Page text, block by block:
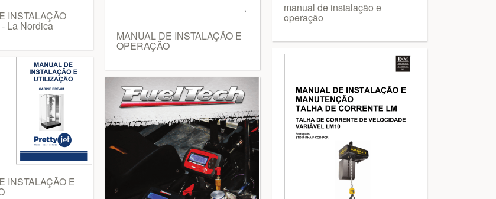
INSTALAÇÃO
La Nordica
INSTALAÇÃO E
MANUAL DE INSTALAÇÃO E
OPERAÇÃO
manual de instalação e
operação